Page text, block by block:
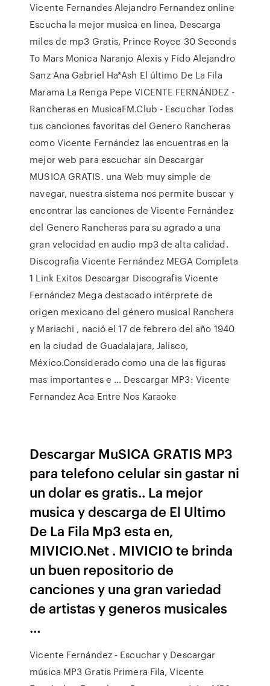
Vicente Fernandes Alejandro Fernandez online
Escucha la mejor musica en linea, Descarga
miles de mp3 Gratis, Prince Royce 30 Seconds
To Mars Monica Naranjo Alexis y Fido Alejandro
Sanz Ana Gabriel Ha*Ash El último De La Fila
Marama La Renga Pepe VICENTE FERNÁNDEZ -
Rancheras en MusicaFM.Club - Escuchar Todas
tus canciones favoritas del Genero Rancheras
como Vicente Fernández las encuentras en la
mejor web para escuchar sin Descargar
MUSICA GRATIS. una Web muy simple de
navegar, nuestra sistema nos permite buscar y
encontrar las canciones de Vicente Fernández
del Genero Rancheras para su agrado a una
gran velocidad en audio mp3 de alta calidad.
Discografia Vicente Fernández MEGA Completa
1 Link Exitos Descargar Discografia Vicente
Fernández Mega destacado intérprete de
origen mexicano del género musical Ranchera
y Mariachi , nació el 17 de febrero del año 1940
en la ciudad de Guadalajara, Jalisco,
México.Considerado como una de las figuras
mas importantes e … Descargar MP3: Vicente
Fernandez Aca Entre Nos Karaoke
Descargar MuSICA GRATIS MP3
para telefono celular sin gastar ni
un dolar es gratis.. La mejor
musica y descarga de El Ultimo
De La Fila Mp3 esta en,
MIVICIO.Net . MIVICIO te brinda
un buen repositorio de
canciones y una gran variedad
de artistas y generos musicales
…
Vicente Fernández - Escuchar y Descargar
música MP3 Gratis Primera Fila, Vicente